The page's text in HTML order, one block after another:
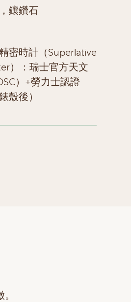
鑲鑽石
密時計（Superlative
）：瑞士官方天文
）+勞力士認證
殼後）